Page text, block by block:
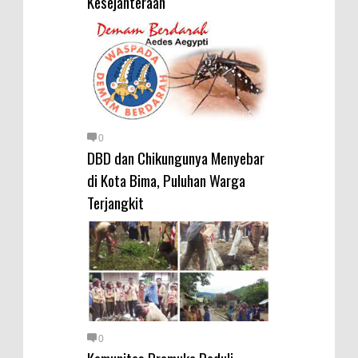
Sabu Siap Edar
SIGAPUAN dan Ikhtiar Kota Bima
Menjemput Korban Kekerasan
Kapolres Bima Beri Penghargaan
ke Kades dan Ketua RT Yang
Narkoba
0
DBD dan Chikungunya Menyebar
di Kota Bima, Puluhan Warga
Terjangkit
0